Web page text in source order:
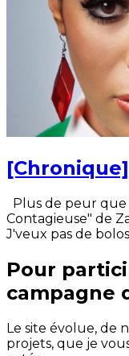
Plus de peur
Contagieuse" de
J'veux pas de
Pour
campagne
Le site évolue, de
projets, que je